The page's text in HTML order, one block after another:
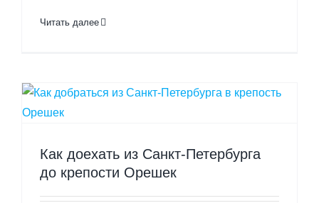
Читать далее
Как доехать из Санкт-Петербурга
до крепости Орешек